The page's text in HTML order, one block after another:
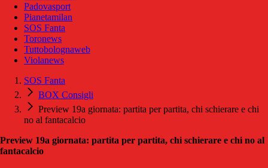
Padovasport
Pianetamilan
SOS Fanta
Toronews
Tuttobolognaweb
Violanews
SOS Fanta
BOX Consigli
Preview 19a giornata: partita per partita, chi schierare e chi
no al fantacalcio
Preview 19a giornata: partita per partita, chi schierare e chi no al
fantacalcio